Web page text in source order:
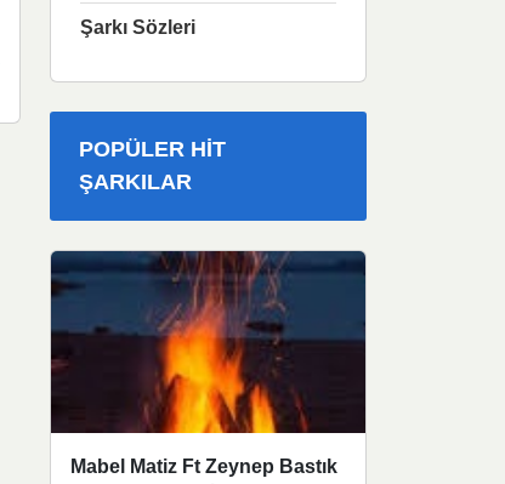
Şarkı Sözleri
POPÜLER HIT
ŞARKILAR
Mabel Matiz Ft Zeynep Bastık